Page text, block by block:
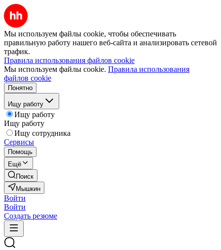
Мы используем файлы cookie, чтобы обеспечивать
правильную работу нашего веб-сайта и анализировать сетевой
трафик.
Правила использования файлов cookie
Мы используем файлы cookie. Правила использования
файлов cookie
Понятно
Ищу работу
Ищу работу
Ищу работу
Ищу сотрудника
Сервисы
Помощь
Ещё
Поиск
Мышкин
Войти
Войти
Создать резюме